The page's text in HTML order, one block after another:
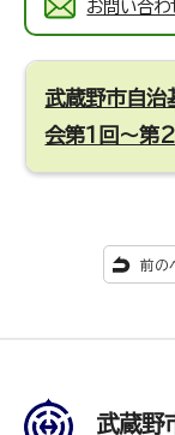
お問い合わ
武蔵野市自
会第1回～第
前の
武蔵野